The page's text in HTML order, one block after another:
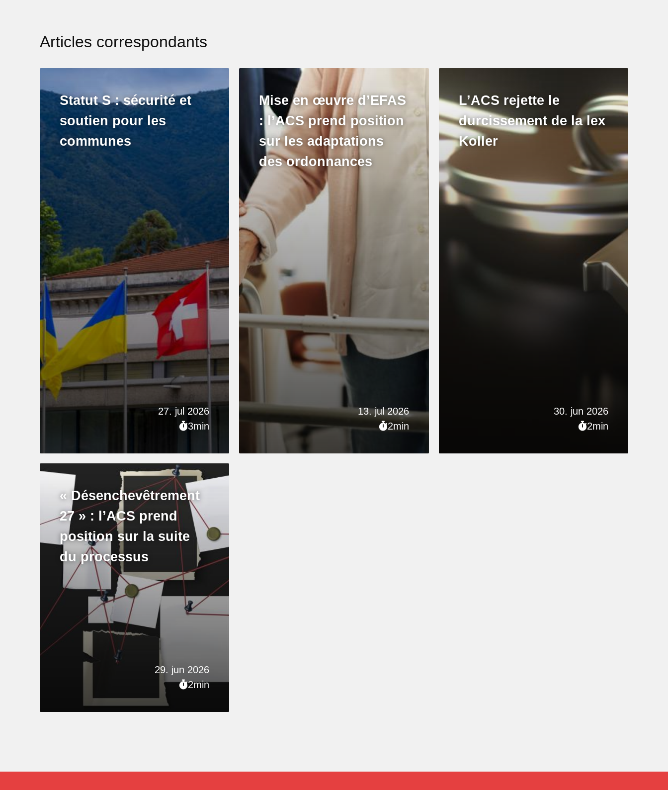
Articles correspondants
27. jul 2026
3min
Statut S : sécurité et
soutien pour les
communes
13. jul 2026
2min
Mise en œuvre d’EFAS
: l’ACS prend position
sur les adaptations
des ordonnances
30. jun 2026
2min
L’ACS rejette le
durcissement de la lex
Koller
29. jun 2026
2min
« Désenchevêtrement
27 » : l’ACS prend
position sur la suite
du processus